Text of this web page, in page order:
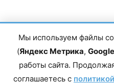
Главный редактор сетевого
редакции: 8(988)-292-94-34
Мы используем файлы
(Яндекс Метрика,
работы сайта.
соглашаетесь с